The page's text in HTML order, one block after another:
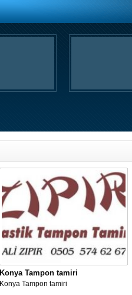
Konya Tampon tamiri
Konya Tampon tamiri